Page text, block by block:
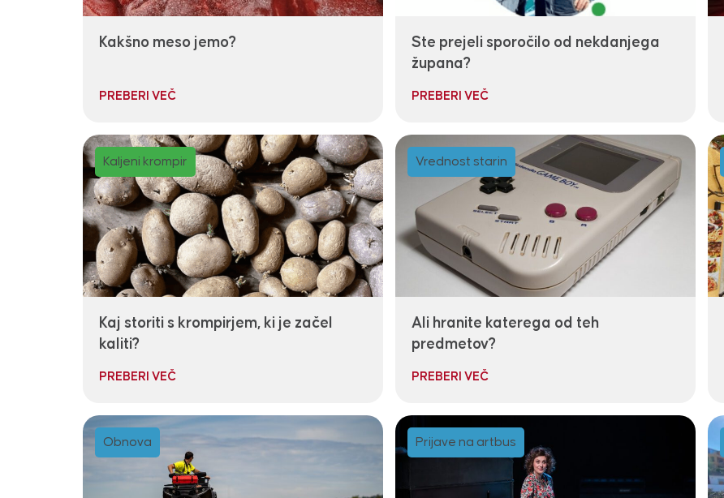
Kakšno meso jemo?
PREBERI VEČ
Ste prejeli sporočilo od nekdanjega
župana?
PREBERI VEČ
Kaljeni krompir
Kaj storiti s krompirjem, ki je začel
kaliti?
PREBERI VEČ
Vrednost starin
Ali hranite katerega od teh
predmetov?
PREBERI VEČ
Obnova Prijave na artbus